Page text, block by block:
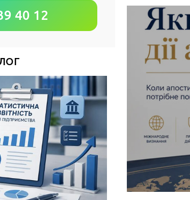
к заполнению
сПользовательским
40 12